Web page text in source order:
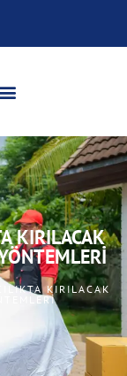
KIRILACAK
KIRILACAK